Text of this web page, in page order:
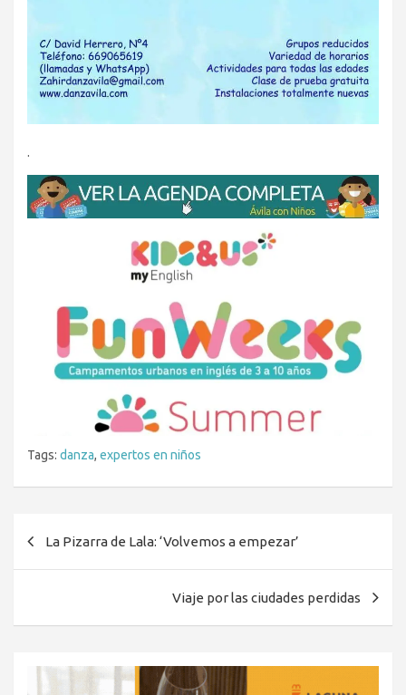
.
Tags: danza, expertos en niños
La Pizarra de Lala: ‘Volvemos a empezar’
Viaje por las ciudades perdidas